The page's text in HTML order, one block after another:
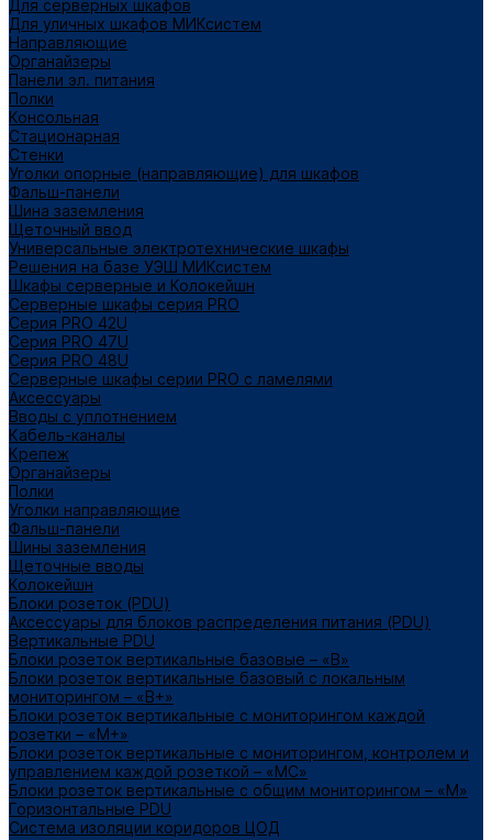
Для серверных шкафов
Для уличных шкафов МИКсистем
Направляющие
Органайзеры
Панели эл. питания
Полки
Консольная
Стационарная
Стенки
Уголки опорные (направляющие) для шкафов
Фальш-панели
Шина заземления
Щеточный ввод
Универсальные электротехнические шкафы
Решения на базе УЭШ МИКсистем
Шкафы серверные и Колокейшн
Серверные шкафы серия PRO
Серия PRO 42U
Серия PRO 47U
Серия PRO 48U
Серверные шкафы серии PRO с ламелями
Аксессуары
Вводы с уплотнением
Кабель-каналы
Крепеж
Органайзеры
Полки
Уголки направляющие
Фальш-панели
Шины заземления
Щеточные вводы
Колокейшн
Блоки розеток (PDU)
Аксессуары для блоков распределения питания (PDU)
Вертикальные PDU
Блоки розеток вертикальные базовые – «В»
Блоки розеток вертикальные базовый с локальным
мониторингом – «В+»
Блоки розеток вертикальные с мониторингом каждой
розетки – «М+»
Блоки розеток вертикальные с мониторингом, контролем и
управлением каждой розеткой – «МС»
Блоки розеток вертикальные с общим мониторингом – «М»
Горизонтальные PDU
Система изоляции коридоров ЦОД